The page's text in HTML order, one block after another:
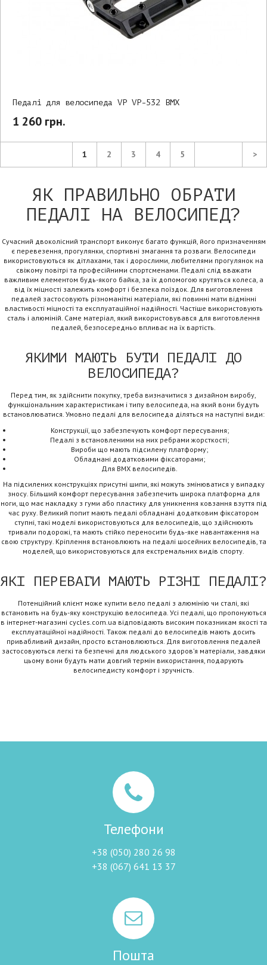
Педалі для велосипеда VP VP-532 BMX
1 260 грн.
1 2 3 4 5 >
ЯК ПРАВИЛЬНО ОБРАТИ
ПЕДАЛІ НА ВЕЛОСИПЕД?
Сучасний двоколісний транспорт виконує багато функцій, його призначенням
є перевезення, прогулянки, спортивні змагання та розваги. Велосипеди
використовуються як дітлахами, так і дорослими, любителями прогулянок на
свіжому повітрі та професійними спортсменами. Педалі слід вважати
важливим елементом будь-якого байка, за їх допомогою крутяться колеса, а
від їх міцності залежить комфорт і безпека поїздок. Для виготовлення
педалей застосовують різноманітні матеріали, які повинні мати відмінні
властивості міцності та експлуатаційної надійності. Частіше використовують
сталь і алюміній. Саме матеріал, який використовувався для виготовлення
педалей, безпосередньо впливає на їх вартість.
ЯКИМИ МАЮТЬ БУТИ ПЕДАЛІ ДО
ВЕЛОСИПЕДА?
Перед тим, як здійснити покупку, треба визначитися з дизайном виробу,
функціональним характеристикам і типу велосипеда, на який вони будуть
встановлюватися. Умовно педалі для велосипеда діляться на наступні види:
Конструкції, що забезпечують комфорт пересування;
Педалі з встановленими на них ребрами жорсткості;
Вироби що мають підсилену платформу;
Обладнані додатковими фіксаторами;
Для BMX велосипедів.
На підсилених конструкціях присутні шипи, які можуть змінюватися у випадку
зносу. Більший комфорт пересування забезпечить широка платформа для
ноги, що має накладку з гуми або пластику для уникнення ковзання взуття під
час руху. Великий попит мають педалі обладнані додатковим фіксатором
ступні, такі моделі використовуються для велосипедів, що здійснюють
тривали подорожі, та мають стійко переносити будь-яке навантаження на
свою структуру. Кріплення встановлюють на педалі шосейних велосипедів, та
моделей, що використовуються для екстремальних видів спорту.
ЯКІ ПЕРЕВАГИ МАЮТЬ РІЗНІ ПЕДАЛІ?
Потенційний клієнт може купити вело педалі з алюмінію чи сталі, які
встановить на будь-яку конструкцію велосипеда. Усі педалі, що пропонуються
в інтернет-магазині cycles.com.ua відповідають високим показникам якості та
експлуатаційної надійності. Також педалі до велосипедів мають досить
привабливий дизайн, просто встановлюються. Для виготовлення педалей
застосовуються легкі та безпечні для людського здоров’я матеріали, завдяки
цьому вони будуть мати довгий термін використання, подарують
велосипедисту комфорт і зручність.
Телефони
+38 (050) 280 26 98
+38 (067) 641 13 37
Пошта